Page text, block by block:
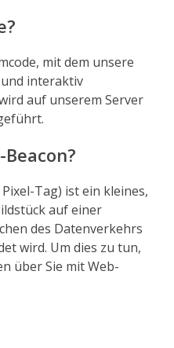
mit dem unsere
interaktiv
auf unserem Server
Tag) ist ein kleines,
auf einer
des Datenverkehrs
wird. Um dies zu tun,
über Sie mit Web-